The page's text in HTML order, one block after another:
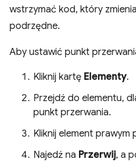
wstrzymać kod, który
podrzędne.
Aby ustawić punkt
Kliknij kartę Elementy.
Przejdź do elementu,
punkt przerwania.
Kliknij element prawym
Najedź na Przerwij, a